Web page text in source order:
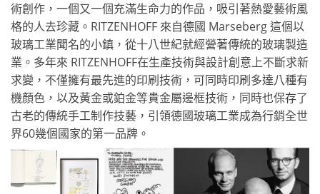
術創作，一個又一個充滿生命力的作品，吸引著熱愛藝術風
格的人去珍藏。RITZENHOFF 來自德國 Marseberg 這個以
玻璃工業聞名的小鎮，從十八世紀就經營著傳統的玻璃製造
業。多年來 RITZENHOFF在生產技術與設計創意上不斷求新
求變，不僅擁有最先進的印刷技術，可同時印刷多達八種有
機顏色，以及黃金或鉑金等貴金屬邊框技術，同時也保存了
古老的傳統手工制作技藝，引領德國玻璃工業成為行銷全世
界60幾個國家的第一品牌。